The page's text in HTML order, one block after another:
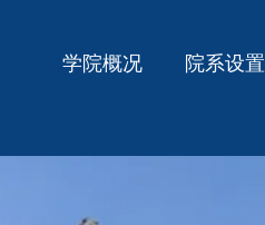
学院概况 院系设置